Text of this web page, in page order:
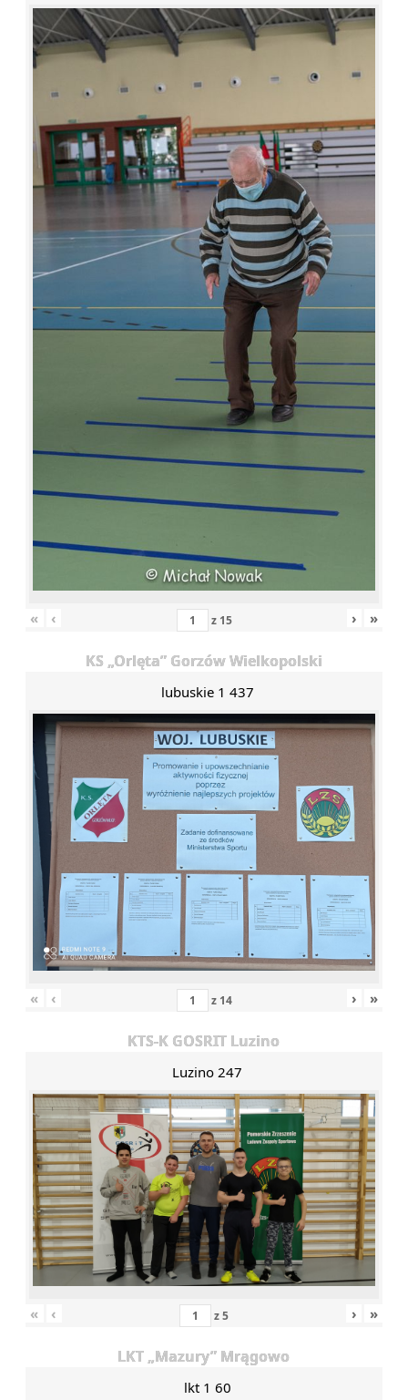
« ‹ z 15 › »
KS „Orlęta” Gorzów Wielkopolski
lubuskie 1 437
« ‹ z 14 › »
KTS-K GOSRIT Luzino
Luzino 247
« ‹ z5 › »
LKT „Mazury” Mrągowo
lkt 1 60